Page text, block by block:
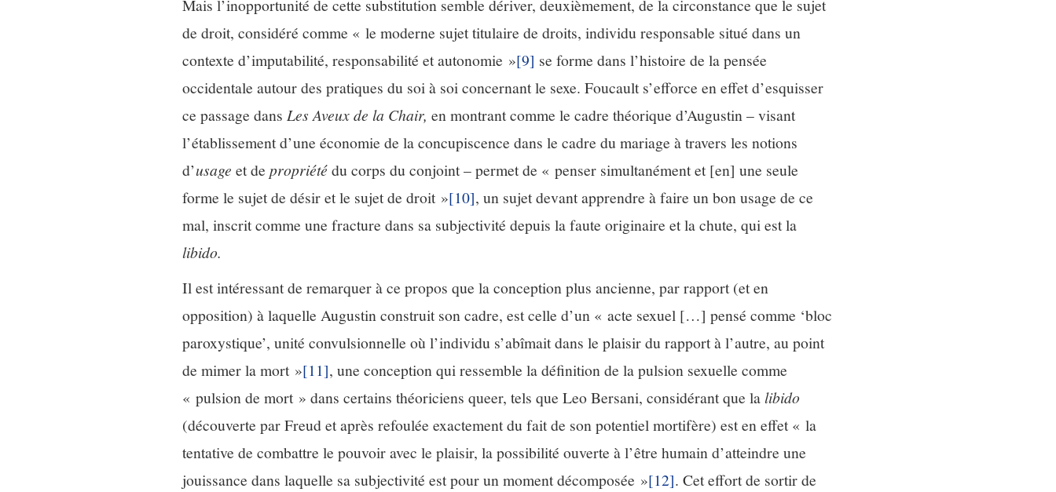
Mais l’inopportunité de cette substitution semble dériver, deuxièmement, de la circonstance que le sujet
de droit, considéré comme « le moderne sujet titulaire de droits, individu responsable situé dans un
contexte d’imputabilité, responsabilité et autonomie »[9] se forme dans l’histoire de la pensée
occidentale autour des pratiques du soi à soi concernant le sexe. Foucault s’efforce en effet d’esquisser
ce passage dans Les Aveux de la Chair, en montrant comme le cadre théorique d’Augustin – visant
l’établissement d’une économie de la concupiscence dans le cadre du mariage à travers les notions
d’usage et de propriétédu corps du conjoint – permet de « penser simultanément et [en] une seule
forme le sujet de désir et le sujet de droit »[10], un sujet devant apprendre à faire un bon usage de ce
mal, inscrit comme une fracture dans sa subjectivité depuis la faute originaire et la chute, qui est la
libido.
Il est intéressant de remarquer à ce propos que la conception plus ancienne, par rapport (et en
opposition) à laquelle Augustin construit son cadre, est celle d’un « acte sexuel […] pensé comme ‘bloc
paroxystique’, unité convulsionnelle où l’individu s’abîmait dans le plaisir du rapport à l’autre, au point
de mimer la mort »[11], une conception qui ressemble la définition de la pulsion sexuelle comme
« pulsion de mort » dans certains théoriciens queer, tels que Leo Bersani, considérant que lalibido
(découverte par Freud et après refoulée exactement du fait de son potentiel mortifère) est en effet « la
tentative de combattre le pouvoir avec le plaisir, la possibilité ouverte à l’être humain d’atteindre une
jouissance dans laquelle sa subjectivité est pour un moment décomposée »[12]. Cet effort de sortir de